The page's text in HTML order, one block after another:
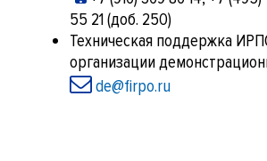
55 21 (доб. 250)
Техническая поддержка
организации
de@firpo.ru